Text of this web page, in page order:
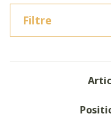
Filtre
Trier